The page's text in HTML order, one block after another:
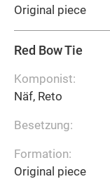
Original piece
Red Bow Tie
Komponist:
Näf, Reto
Besetzung:
Formation:
Original piece